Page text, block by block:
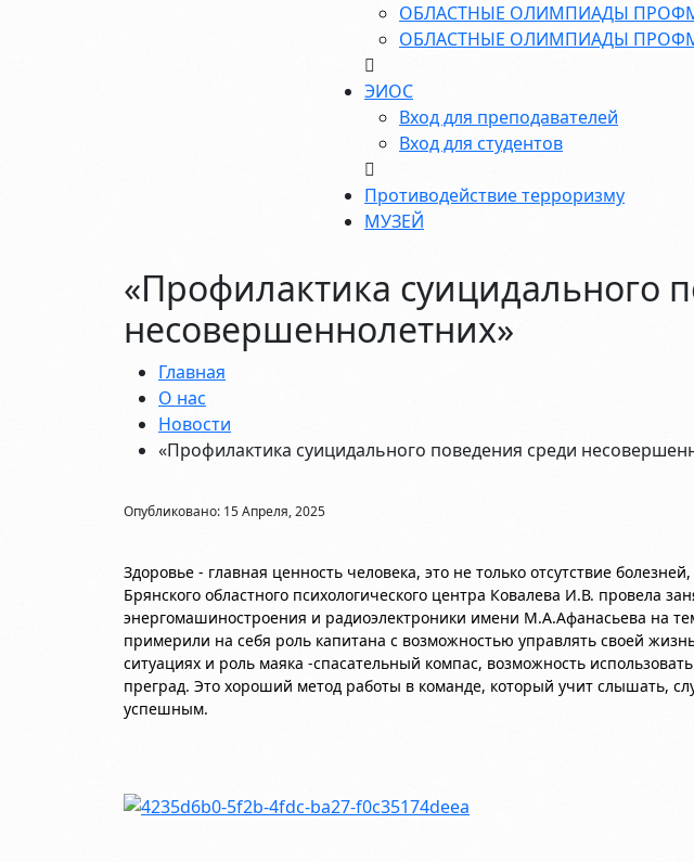
ОБЛАСТНЫЕ ОЛИМПИАДЫ
ОБЛАСТНЫЕ ОЛИМПИАДЫ
ЭИОС
Вход для преподавателей
Вход для студентов
Противодействие терроризму
МУЗЕЙ
«Профилактика суицидального
несовершеннолетних»
Главная
О нас
Новости
«Профилактика суицидального поведения среди
Опубликовано: 15 Апреля, 2025
Здоровье - главная ценность человека, это не только отсутствие
Брянского областного психологического центра Ковалева И.В. провела
энергомашиностроения и радиоэлектроники имени М.А.Афанасьева на
примерили на себя роль капитана с возможностью управлять своей
ситуациях и роль маяка -спасательный компас, возможность
преград. Это хороший метод работы в команде, который учит слышать,
успешным.